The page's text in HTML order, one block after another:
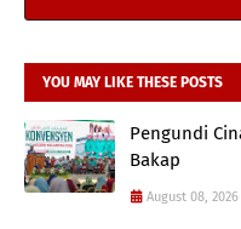
YOU MAY LIKE THESE POSTS
Pengundi
Bakap
August 08, 2026